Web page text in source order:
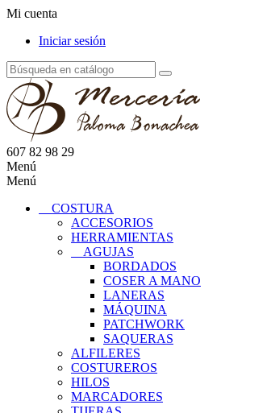
Mi cuenta
Iniciar sesión
607 82 98 29
Menú
Menú
COSTURA
ACCESORIOS
HERRAMIENTAS
AGUJAS
BORDADOS
COSER A MANO
LANERAS
MÁQUINA
PATCHWORK
SAQUERAS
ALFILERES
COSTUREROS
HILOS
MARCADORES